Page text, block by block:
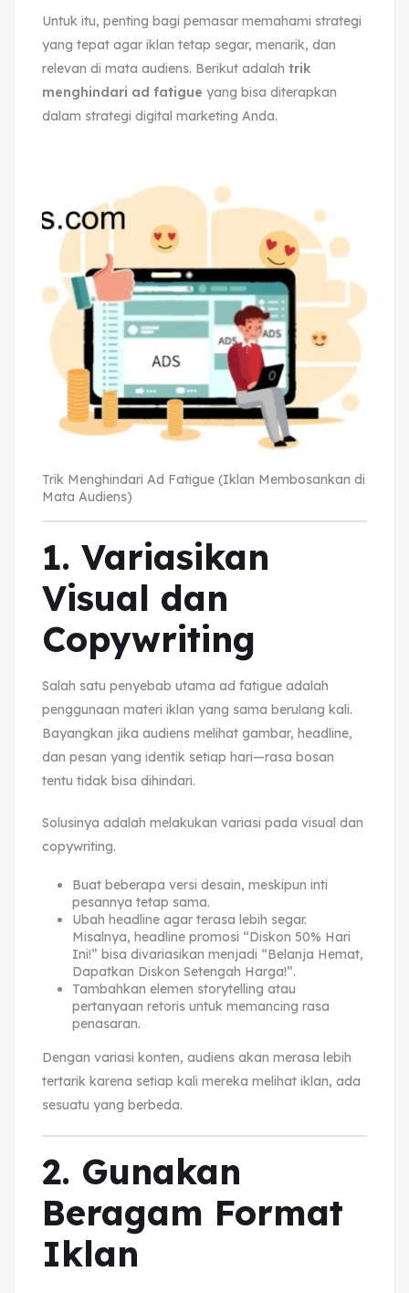
Untuk itu, penting bagi pemasar memahami strategi
yang tepat agar iklan tetap segar, menarik, dan
relevan di mata audiens. Berikut adalah trik
menghindari ad fatigue yang bisa diterapkan
dalam strategi digital marketing Anda.
Trik Menghindari Ad Fatigue (Iklan Membosankan di
Mata Audiens)
1. Variasikan
Visual dan
Copywriting
Salah satu penyebab utama ad fatigue adalah
penggunaan materi iklan yang sama berulang kali.
Bayangkan jika audiens melihat gambar, headline,
dan pesan yang identik setiap hari—rasa bosan
tentu tidak bisa dihindari.
Solusinya adalah melakukan variasi pada visual dan
copywriting.
Buat beberapa versi desain, meskipun inti
pesannya tetap sama.
Ubah headline agar terasa lebih segar.
Misalnya, headline promosi “Diskon 50% Hari
Ini!” bisa divariasikan menjadi “Belanja Hemat,
Dapatkan Diskon Setengah Harga!”.
Tambahkan elemen storytelling atau
pertanyaan retoris untuk memancing rasa
penasaran.
Dengan variasi konten, audiens akan merasa lebih
tertarik karena setiap kali mereka melihat iklan, ada
sesuatu yang berbeda.
2. Gunakan
Beragam Format
Iklan